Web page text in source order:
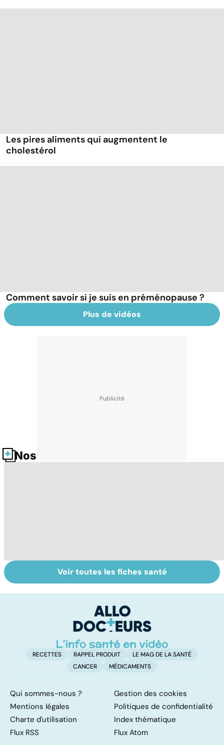
Les pires aliments qui augmentent le
cholestérol
Comment savoir si je suis en préménopause ?
Plus de vidéos
Nos fiches santé
Spondylarthrite
ankylosante, la
Ostéopathie, une
thérapie
Voir toutes les fiches santé
RECETTES RAPPEL PRODUIT
LE MAG DE LA SANTÉ
CANCER
MÉDICAMENTS
Qui sommes-nous ?
Gestion des cookies
Mentions légales
Politiques de confidentialité
Charte d'utilisation
Index thématique
Flux RSS
Flux Atom